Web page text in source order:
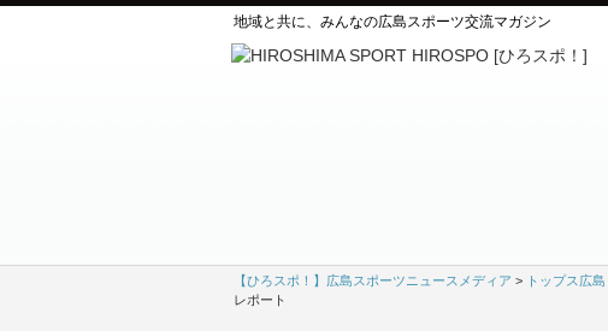
地域と共に、みんなの広島スポーツ交流マガジン
【ひろスポ！】広島スポーツニュースメディア > トップス広島
レポート